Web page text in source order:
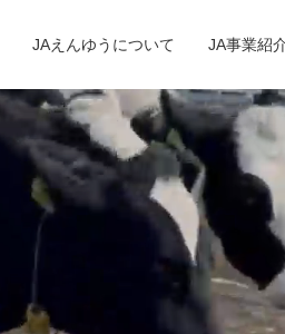
JAえんゆうについて JA事業紹